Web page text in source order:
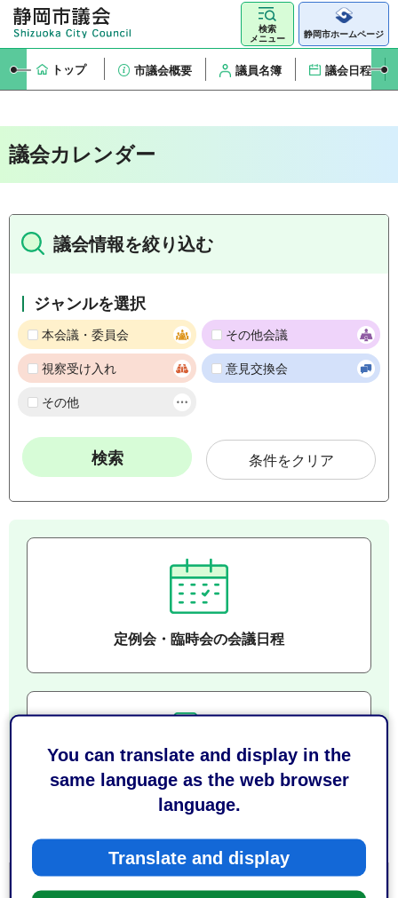
You can translate and display in the
same language as the web browser
language.
Translate and display
検索
メニュー
静岡市ホームページ
トップ 市議会概要 議員名簿 議会日程
議会カレンダー
議会情報を絞り込む
ジャンルを選択
本会議・委員会 その他会議
視察受け入れ 意見交換会
その他
条件をクリア
定例会・臨時会の会議日程
通告一覧・議案・審議結果